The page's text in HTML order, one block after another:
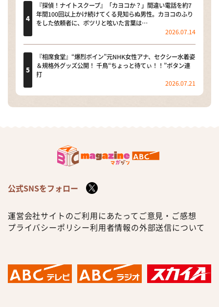
『探偵！ナイトスクープ』「カヨコか？」間違い電話を約7
年間100回以上かけ続けてくる見知らぬ男性。カヨコのふり
をした依頼者に、ポツリと呟いた言葉は…
2026.07.14
『相席食堂』“爆烈ボイン”元NHK女性アナ、セクシー水着姿
＆規格外グッズ公開！ 千鳥“ちょっと待てぃ！！”ボタン連
打
2026.07.21
公式SNSをフォロー
運営会社サイトのご利用にあたって ご意見・ご感想
プライバシーポリシー利用者情報の外部送信について